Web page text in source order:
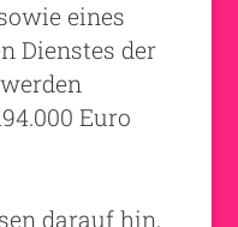
eines
Dienstes der
Euro
darauf hin,